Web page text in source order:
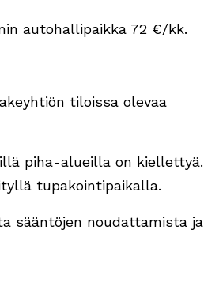
autohallipaikka 72 €/kk.
tiloissa olevaa
piha-alueilla on kiellettyä.
tupakointipaikalla.
sääntöjen noudattamista ja